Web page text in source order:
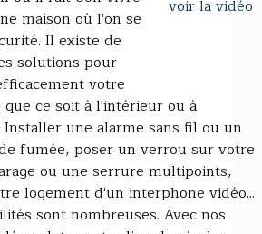
voir la vidéo
maison où l'on se
Il existe de
solutions pour
votre
que ce soit à l'intérieur ou à
une alarme sans fil ou un
fumée, poser un verrou sur votre
ou une serrure multipoints,
logement d'un interphone vidéo...
sont nombreuses. Avec nos